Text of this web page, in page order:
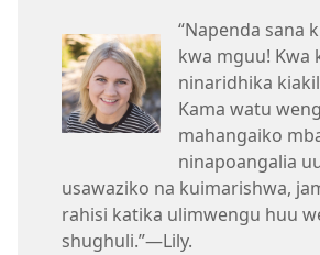
“Napenda sana
kwa mguu! Kwa
ninaridhika
Kama watu
mahangaiko
ninapoangalia
usawaziko na kuimarishwa,
rahisi katika ulimwengu huu
shughuli.”—Lily.